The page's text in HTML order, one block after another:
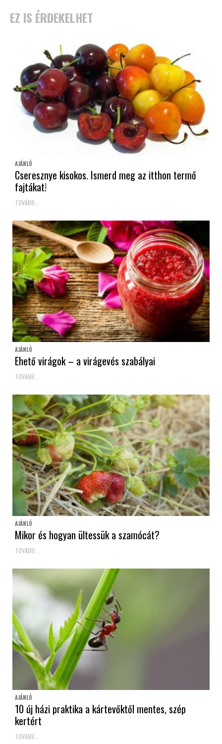
EZ IS ÉRDEKELHET
AJÁNLÓ
Cseresznye kisokos. Ismerd meg az itthon termő
fajtákat!
TOVÁBB...
AJÁNLÓ
Ehető virágok – a virágevés szabályai
TOVÁBB...
AJÁNLÓ
Mikor és hogyan ültessük a szamócát?
TOVÁBB...
AJÁNLÓ
10 új házi praktika a kártevőktől mentes, szép
kertért
TOVÁBB...